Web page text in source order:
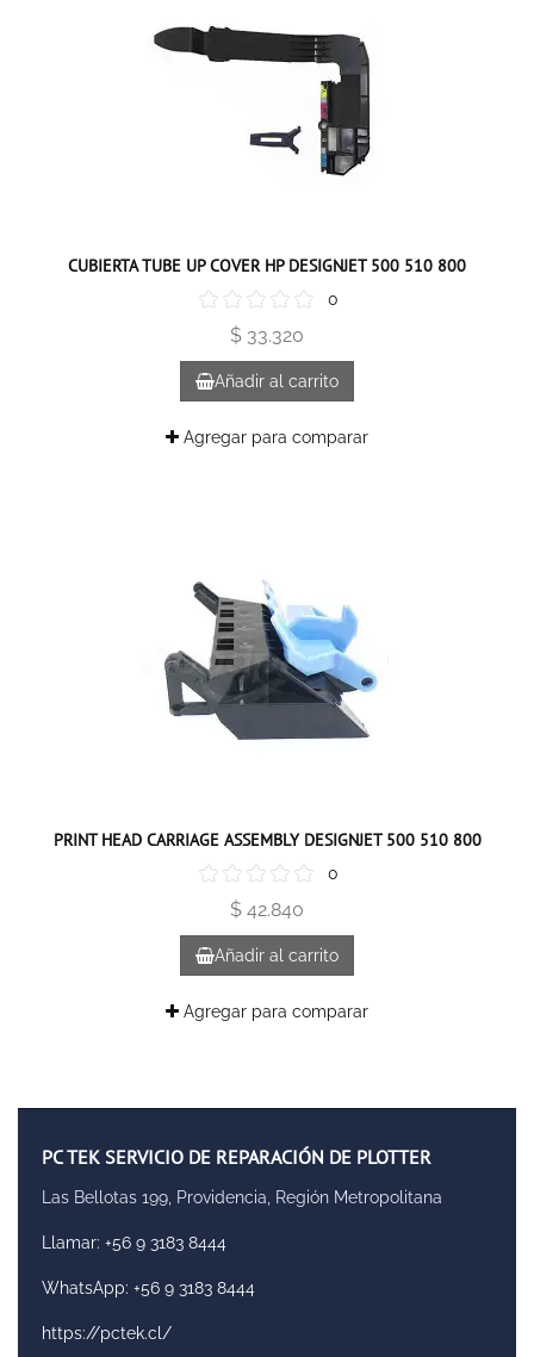
CUBIERTA TUBE UP COVER HP DESIGNJET 500 510 800
0
$ 33.320
Añadir al carrito
Agregar para comparar
PRINT HEAD CARRIAGE ASSEMBLY DESIGNJET 500 510 800
0
$ 42.840
Añadir al carrito
Agregar para comparar
PC TEK SERVICIO DE REPARACIÓN DE PLOTTER
Las Bellotas 199, Providencia, Región Metropolitana
Llamar: +56 9 3183 8444
WhatsApp: +56 9 3183 8444
https://pctek.cl/